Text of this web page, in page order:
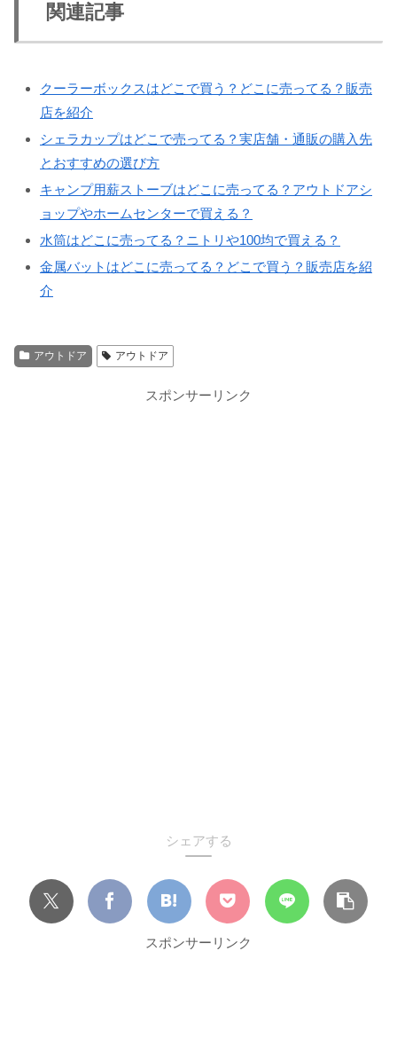
関連記事
クーラーボックスはどこで買う？どこに売ってる？販売
店を紹介
シェラカップはどこで売ってる？実店舗・通販の購入先
とおすすめの選び方
キャンプ用薪ストーブはどこに売ってる？アウトドアシ
ョップやホームセンターで買える？
水筒はどこに売ってる？ニトリや100均で買える？
金属バットはどこに売ってる？どこで買う？販売店を紹
介
アウトドア アウトドア
スポンサーリンク
シェアする
スポンサーリンク